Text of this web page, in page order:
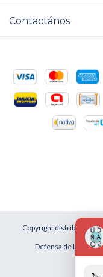
Contactános
Copyright distribuidora
Defensa de las y los